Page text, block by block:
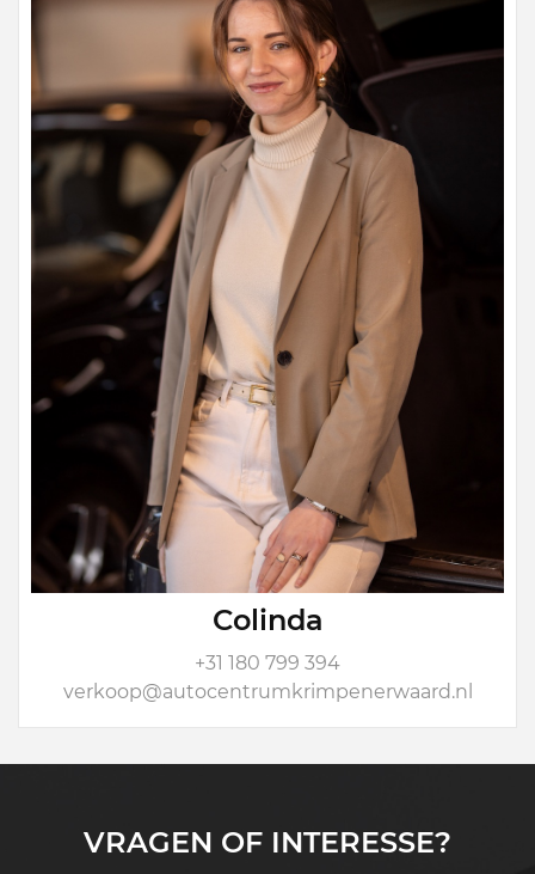
Colinda
+31 180 799 394
verkoop@autocentrumkrimpenerwaard.nl
VRAGEN OF INTERESSE?